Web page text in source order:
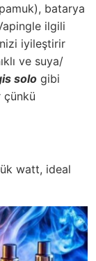
batarya
ilgili
iyileştirir
ve suya/
solo gibi
çünkü
watt, ideal